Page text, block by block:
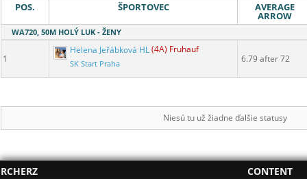
POS. ŠPORTOVEC AVERAGE
ARROW
WA720, 50M HOLÝ LUK - ŽENY
1
Helena Jeřábková HL(4A) Fruhauf
SK Start Praha 6.79 after 72
Niesú tu už žiadne ďalšie statusy
RCHERZ CONTENT